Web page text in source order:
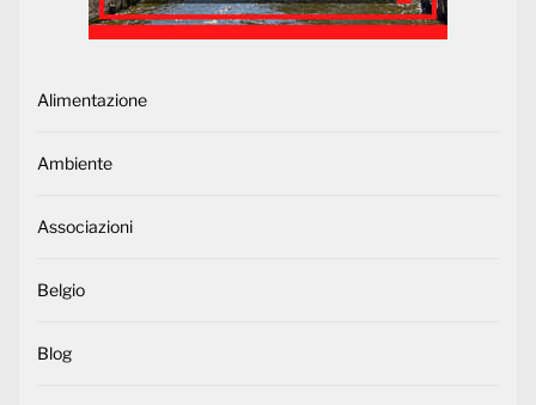
Alimentazione
Ambiente
Associazioni
Belgio
Blog